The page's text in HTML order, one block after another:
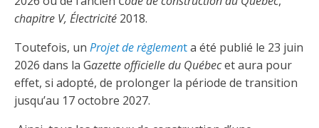
Outils pratiques
Déposer une plainte
Identification des véhicules et des documents
Taux horaires de référence pour des travaux
d’électricité en construction
Tarifs et contre-tarifs douaniers
Ressources informationnelles
Calendriers d'examen
Formulaires, guides et autres documents
informatifs
Logo et normes graphiques
Logos formation continue
Formations continue obligatoire
Obligation de formation des répondants
chapitre V, Électricité 2018.
Toutefois, un Projet de règlementa été publié le 23 juin
2026 dans la Gazette officielle du Québecet aura pour
effet, si adopté, de prolonger la période de transition
jusqu’au 17 octobre 2027.